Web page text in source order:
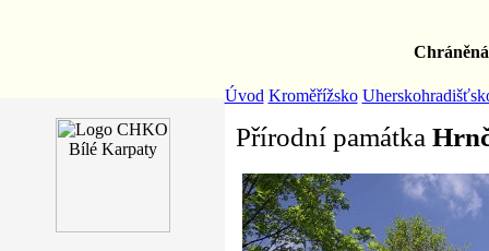
Úvod Kroměřížsko
Přírodní památka